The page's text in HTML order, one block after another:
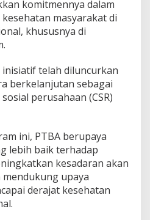
a
l
a
m
n
n
g
t
k
a
n
K
u
a
komitmennya dalam
masyarakat di
khususnya di
telah diluncurkan
berkelanjutan sebagai
perusahaan (CSR)
ini, PTBA berupaya
lebih baik terhadap
kesadaran akan
upaya
derajat kesehatan